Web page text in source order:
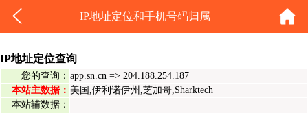
IP地址定位和手机号码归属
IP地址定位查询
您的查询： app.sn.cn => 204.188.254.187
本站主数据： 美国,伊利诺伊州,芝加哥,Sharktech
本站辅数据：